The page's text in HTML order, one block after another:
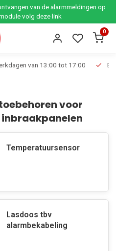
van de alarmmeldingen op
volg deze link
0
van 13:00 tot 17:00
voor
Temperatuursensor
Lasdoos tbv
alarmbekabeling